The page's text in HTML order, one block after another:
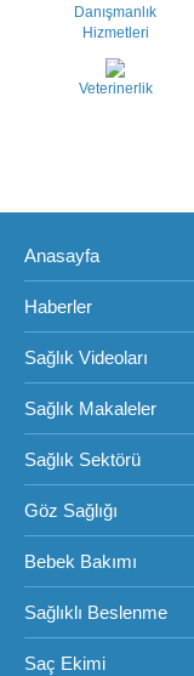
Danışmanlık
Hizmetleri
Veterinerlik
Anasayfa
Haberler
Sağlık Videoları
Sağlık Makaleler
Sağlık Sektörü
Göz Sağlığı
Bebek Bakımı
Sağlıklı Beslenme
Saç Ekimi